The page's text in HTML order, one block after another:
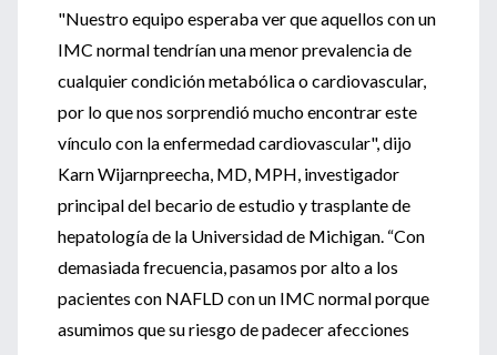
"Nuestro equipo esperaba ver que aquellos con un
IMC normal tendrían una menor prevalencia de
cualquier condición metabólica o cardiovascular,
por lo que nos sorprendió mucho encontrar este
vínculo con la enfermedad cardiovascular", dijo
Karn Wijarnpreecha, MD, MPH, investigador
principal del becario de estudio y trasplante de
hepatología de la Universidad de Michigan. “Con
demasiada frecuencia, pasamos por alto a los
pacientes con NAFLD con un IMC normal porque
asumimos que su riesgo de padecer afecciones